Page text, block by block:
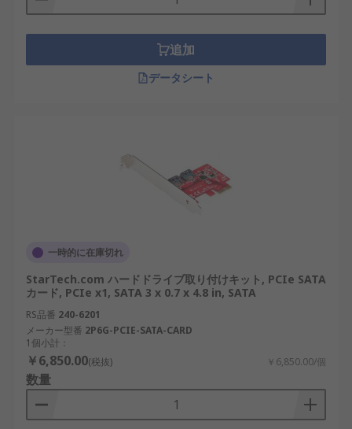
追加
データシート
一時的に在庫切れ
StarTech.com ハードドライブ取り付けキット, PCIe SATA
カード, PCIe x1, SATA 3 x 0.7 x 4.8 in, SATA
RS品番 240-6201
メーカー型番 2P6G-PCIE-SATA-CARD
1個小計：
￥6,850.00(税抜) ￥6,850.00/個
数量